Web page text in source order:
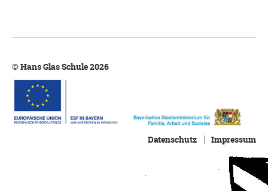
© Hans Glas Schule 2026
Datenschutz Impressum